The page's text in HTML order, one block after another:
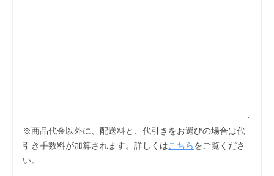
※商品代金以外に、配送料と、代引きをお選びの場合は代
引き手数料が加算されます。詳しくは こちら をご覧くださ
い。